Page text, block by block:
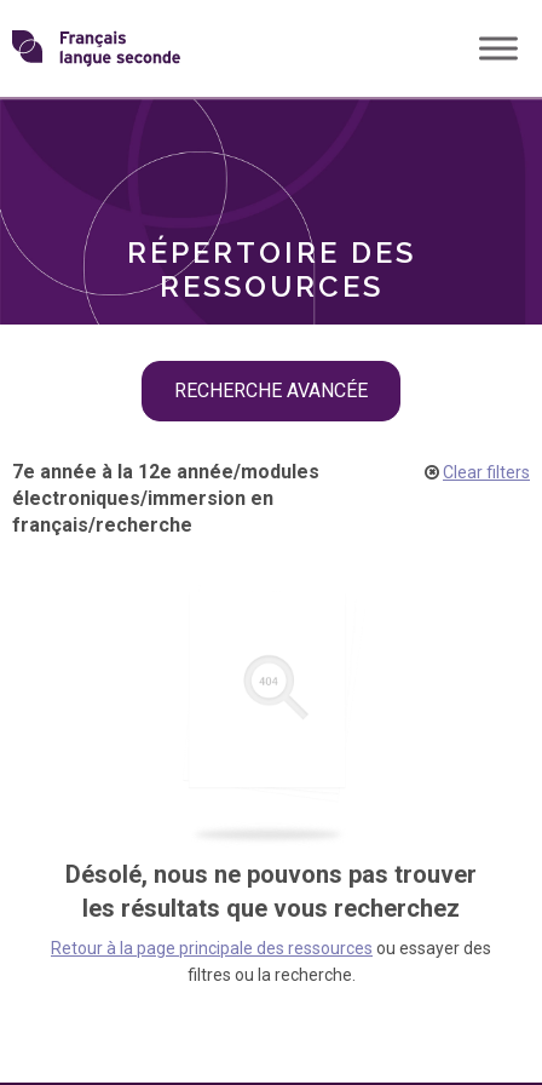
Skip
toTransformons
langue
RÉPERTOIRE DES
RESSOURCES
RECHERCHE AVANCÉE
THÈMES
7e année à la 12e année/modules
électroniques/immersion en
français/recherche
Clear filters
Désolé, nous ne pouvons pas trouver
les résultats que vous recherchez
Retour à la page principale des ressources ou essayer des
filtres ou la recherche.